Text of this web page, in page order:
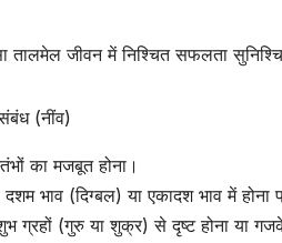
तालमेल जीवन में निश्चित सफलता
(नींव)
का मजबूत होना।
दशम भाव (दिग्बल) या एकादश भाव में
ग्रहों (गुरु या शुक्र) से दृष्ट होना या